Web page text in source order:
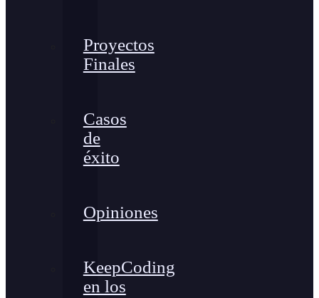
Proyectos
Finales
Casos
de
éxito
Opiniones
KeepCoding
en los